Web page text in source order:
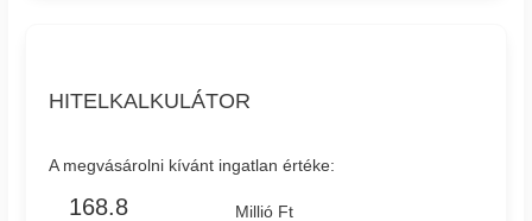
HITELKALKULÁTOR
A megvásárolni kívánt ingatlan értéke:
Millió Ft